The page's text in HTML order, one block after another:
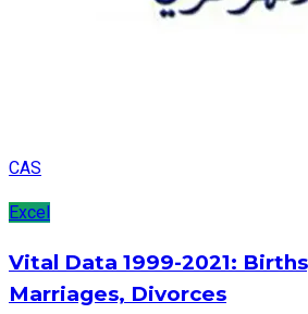
CAS
Excel
Vital Data 1999-2021:
Marriages, Divorces